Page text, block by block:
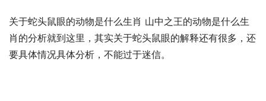
关于蛇头鼠眼的动物是什么生肖 山中之王的动物是什么生
肖的分析就到这里，其实关于蛇头鼠眼的解释还有很多，还
要具体情况具体分析，不能过于迷信。